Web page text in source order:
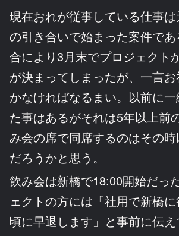
現在おれが従事している仕事
の引き合いで始まった案件で
合により3月末でプロジェクト
が決まってしまったが、一言
かなければなるまい。以前に
た事はあるがそれは5年以上前
み会の席で同席するのはその
だろうかと思う。
飲み会は新橋で18:00開始だっ
ェクトの方には「社用で新橋
頃に早退します」と事前に伝